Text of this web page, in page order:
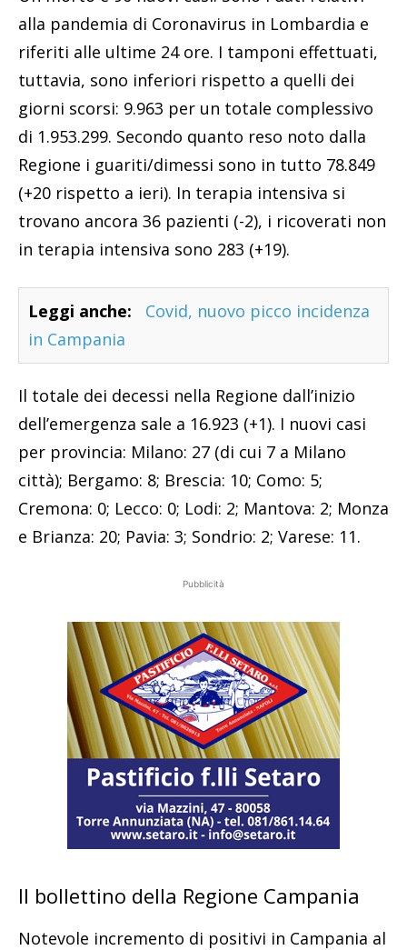
alla pandemia di Coronavirus in Lombardia e
riferiti alle ultime 24 ore. I tamponi effettuati,
tuttavia, sono inferiori rispetto a quelli dei
giorni scorsi: 9.963 per un totale complessivo
di 1.953.299. Secondo quanto reso noto dalla
Regione i guariti/dimessi sono in tutto 78.849
(+20 rispetto a ieri). In terapia intensiva si
trovano ancora 36 pazienti (-2), i ricoverati non
in terapia intensiva sono 283 (+19).
Leggi anche:
Covid, nuovo picco incidenza
in Campania
Il totale dei decessi nella Regione dall’inizio
dell’emergenza sale a 16.923 (+1). I nuovi casi
per provincia: Milano: 27 (di cui 7 a Milano
città); Bergamo: 8; Brescia: 10; Como: 5;
Cremona: 0; Lecco: 0; Lodi: 2; Mantova: 2; Monza
e Brianza: 20; Pavia: 3; Sondrio: 2; Varese: 11.
Pubblicità
Il bollettino della Regione Campania
Notevole incremento di positivi in Campania al